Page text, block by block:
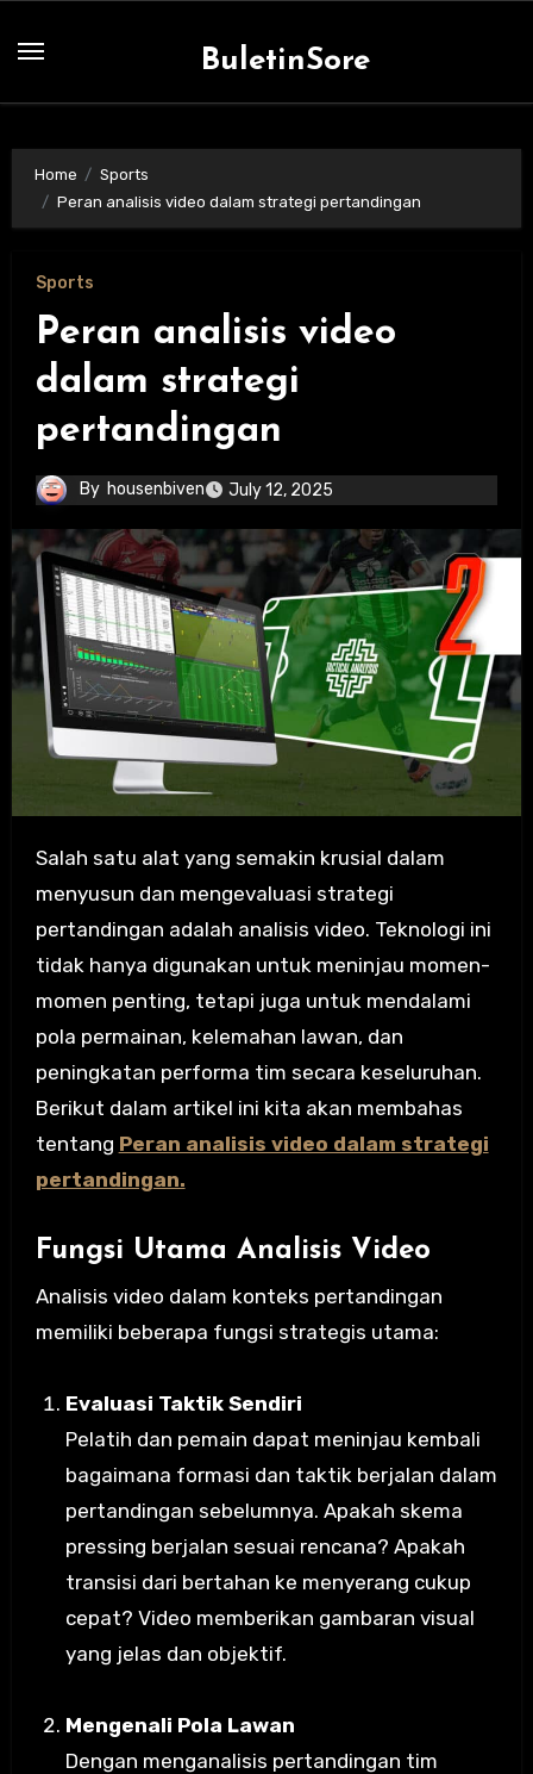
BuletinSore
Home
Sports
Peran analisis video dalam strategi pertandingan
Sports
Peran analisis video
dalam strategi
pertandingan
By housenbiven July 12, 2025
Salah satu alat yang semakin krusial dalam
menyusun dan mengevaluasi strategi
pertandingan adalah analisis video. Teknologi ini
tidak hanya digunakan untuk meninjau momen-
momen penting, tetapi juga untuk mendalami
pola permainan, kelemahan lawan, dan
peningkatan performa tim secara keseluruhan.
Berikut dalam artikel ini kita akan membahas
tentang Peran analisis video dalam strategi
pertandingan.
Fungsi Utama Analisis Video
Analisis video dalam konteks pertandingan
memiliki beberapa fungsi strategis utama:
Evaluasi Taktik Sendiri
Pelatih dan pemain dapat meninjau kembali
bagaimana formasi dan taktik berjalan dalam
pertandingan sebelumnya. Apakah skema
pressing berjalan sesuai rencana? Apakah
transisi dari bertahan ke menyerang cukup
cepat? Video memberikan gambaran visual
yang jelas dan objektif.
Mengenali Pola Lawan
Dengan menganalisis pertandingan tim